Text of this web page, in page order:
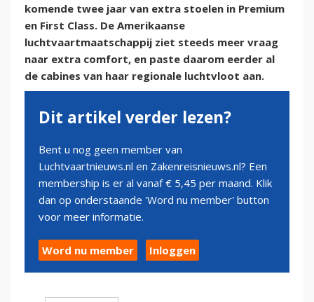
komende twee jaar van extra stoelen in Premium
en First Class. De Amerikaanse
luchtvaartmaatschappij ziet steeds meer vraag
naar extra comfort, en paste daarom eerder al
de cabines van haar regionale luchtvloot aan.
Dit artikel verder lezen?
Bent u nog geen member van
Luchtvaartnieuws.nl en Zakenreisnieuws.nl? Een
membership is er al vanaf € 5,45 per maand. Klik
dan op onderstaande 'Word nu member' button
voor meer informatie.
Word nu member Inloggen